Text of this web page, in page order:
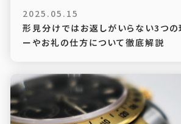
2025.05.15
形見分けではお返しがいらない3つの
ーやお礼の仕方について徹底解説